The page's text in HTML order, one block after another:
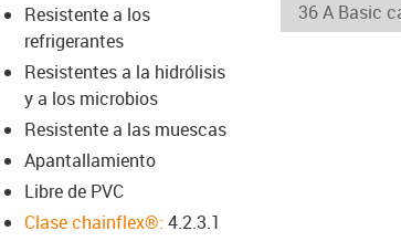
Resistente a los
refrigerantes
Resistentes a la hidrólisis
y a los microbios
Resistente a las muescas
Apantallamiento
Libre de PVC
Clase chainflex®: 4.2.3.1